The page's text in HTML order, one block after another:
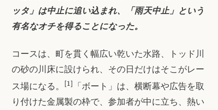
ッタ」は中止に追い込まれ、「雨天中止」という
有名なオチを得ることになった。
コースは、町を貫く幅広い乾いた水路、トッド川
の砂の川床に設けられ、その日だけはそこがレー
ス場になる。
[1] 「ボート」は、横断幕や広告を取
り付けた金属製の枠で、参加者が中に立ち、熱い